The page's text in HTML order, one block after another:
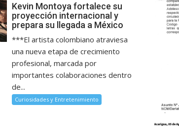
Kevin Montoya fortalece su
proyección internacional y
prepara su llegada a México
***El artista colombiano atraviesa
una nueva etapa de crecimiento
profesional, marcada por
importantes colaboraciones dentro
de...
Curiosidades y Entretenimiento